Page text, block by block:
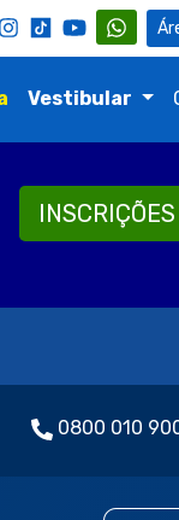
Vestibular
0800 010